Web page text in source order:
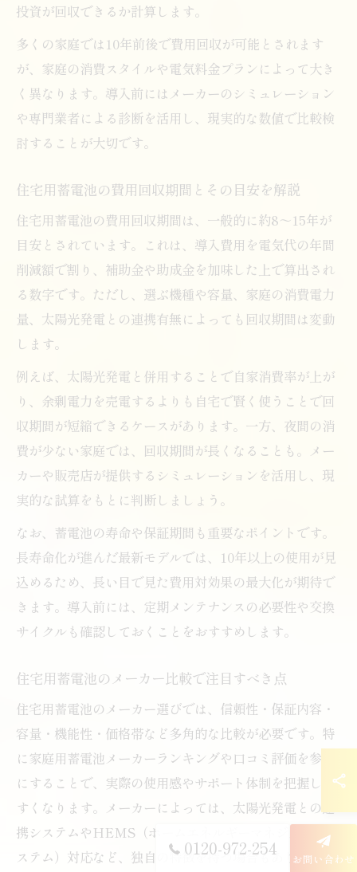
投資が回収できるか計算します。
多くの家庭では10年前後で費用回収が可能とされます
が、家庭の消費スタイルや電気料金プランによって大き
く異なります。導入前にはメーカーのシミュレーション
や専門業者による診断を活用し、現実的な数値で比較検
討することが大切です。
住宅用蓄電池の費用回収期間とその目安を解説
住宅用蓄電池の費用回収期間は、一般的に約8～15年が
目安とされています。これは、導入費用を電気代の年間
削減額で割り、補助金や助成金を加味した上で算出され
る数字です。ただし、選ぶ機種や容量、家庭の消費電力
量、太陽光発電との連携有無によっても回収期間は変動
します。
例えば、太陽光発電と併用することで自家消費率が上が
り、余剰電力を売電するよりも自宅で賢く使うことで回
収期間が短縮できるケースがあります。一方、夜間の消
費が少ない家庭では、回収期間が長くなることも。メー
カーや販売店が提供するシミュレーションを活用し、現
実的な試算をもとに判断しましょう。
なお、蓄電池の寿命や保証期間も重要なポイントです。
長寿命化が進んだ最新モデルでは、10年以上の使用が見
込めるため、長い目で見た費用対効果の最大化が期待で
きます。導入前には、定期メンテナンスの必要性や交換
サイクルも確認しておくことをおすすめします。
住宅用蓄電池のメーカー比較で注目すべき点
住宅用蓄電池のメーカー選びでは、信頼性・保証内容・
容量・機能性・価格帯など多角的な比較が必要です。特
に家庭用蓄電池メーカーランキングや口コミ評価を参考
にすることで、実際の使用感やサポート体制を把握しや
すくなります。メーカーによっては、太陽光発電との連
携システムやHEMS（ホームエネルギーマネジメントシ
ステム）対応など、独自の特徴を持つ場合もあります。
0120-972-254 お問い合わせ